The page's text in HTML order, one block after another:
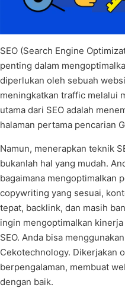
SEO (Search Engine
penting dalam
diperlukan oleh sebuah
meningkatkan traffic melalui
utama dari SEO adalah
halaman pertama pencarian
Namun, menerapkan teknik
bukanlah hal yang mudah.
bagaimana mengoptimalkan
copywriting yang sesuai,
tepat, backlink, dan masih
ingin mengoptimalkan
SEO. Anda bisa
Cekotechnology. Dikerjakan
berpengalaman, membuat
dengan baik.